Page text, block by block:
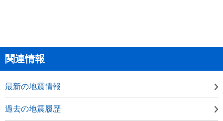
関連情報
最新の地震情報
過去の地震履歴